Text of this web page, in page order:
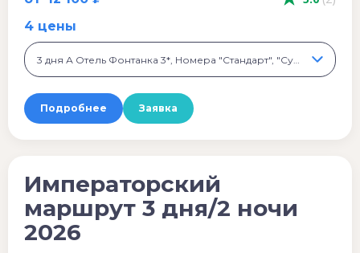
4 цены
3 дня А Отель Фонтанка 3*, Номера "Стандарт", "Супериор", 12 100 ₽
Подробнее Заявка
Императорский
маршрут 3 дня/2 ночи
2026